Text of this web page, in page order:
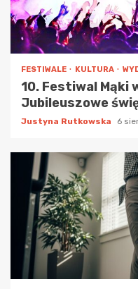
FESTIWALE KULTURA
10. Festiwal Mąki
Jubileuszowe
Justyna Rutkowska 6